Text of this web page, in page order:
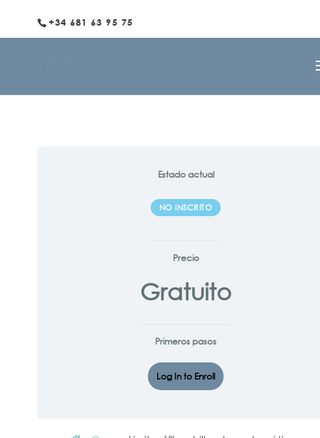
+34 681 63 95 75
Estado actual
NO INSCRITO
Precio
Gratuito
Primeros pasos
Log In to Enroll